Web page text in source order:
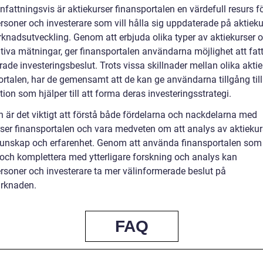
är aktiekurser finansportalen en värdefull resurs
och investerare som vill hålla sig uppdaterade på
Genom att erbjuda olika typer av aktiekurser
mätningar, ger finansportalen användarna möjlighet att
investeringsbeslut. Trots vissa skillnader mellan olika
har de gemensamt att de kan ge användarna tillgång
som hjälper till att forma deras investeringsstrategi.
är det viktigt att förstå både fördelarna och nackdelarna med
finansportalen och vara medveten om att analys av
och erfarenhet. Genom att använda finansportalen
komplettera med ytterligare forskning och analys kan
och investerare ta mer välinformerade beslut på
FAQ